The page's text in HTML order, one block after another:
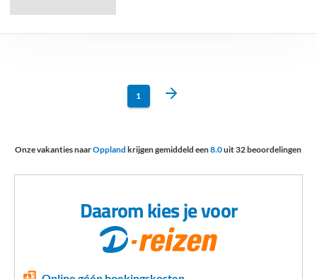
1
Onze vakanties naarOppland krijgen gemiddeld een8.0uit32beoordelingen
Daarom kies je voor